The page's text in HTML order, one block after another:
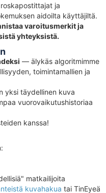
ja
aidoilta käyttäjiltä.
varoitusmerkit ja
yhteyksistä.
— älykäs algoritmimme
toimintamallien ja
yksi täydellinen kuva
vuorovaikutushistoriaa
kanssa!
matkailijoita
kuvahakua tai TinEyeä